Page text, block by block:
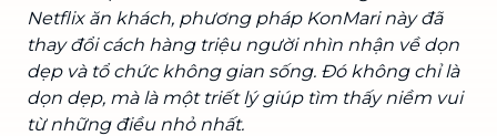
Netflix ăn khách, phương pháp KonMari này đã
thay đổi cách hàng triệu người nhìn nhận về dọn
dẹp và tổ chức không gian sống. Đó không chỉ là
dọn dẹp, mà là một triết lý giúp tìm thấy niềm vui
từ những điều nhỏ nhất.